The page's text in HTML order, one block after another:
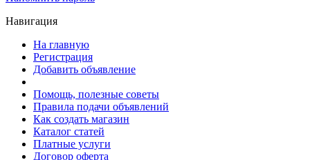
Навигация
На главную
Регистрация
Добавить объявление
Помощь, полезные советы
Правила подачи объявлений
Как создать магазин
Каталог статей
Платные услуги
Договор оферта